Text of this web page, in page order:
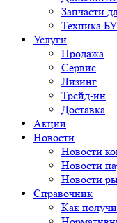
Запчасти
Техника БУ
Услуги
Продажа
Сервис
Лизинг
Трейд-ин
Доставка
Акции
Новости
Новости
Новости
Новости
Справочник
Как